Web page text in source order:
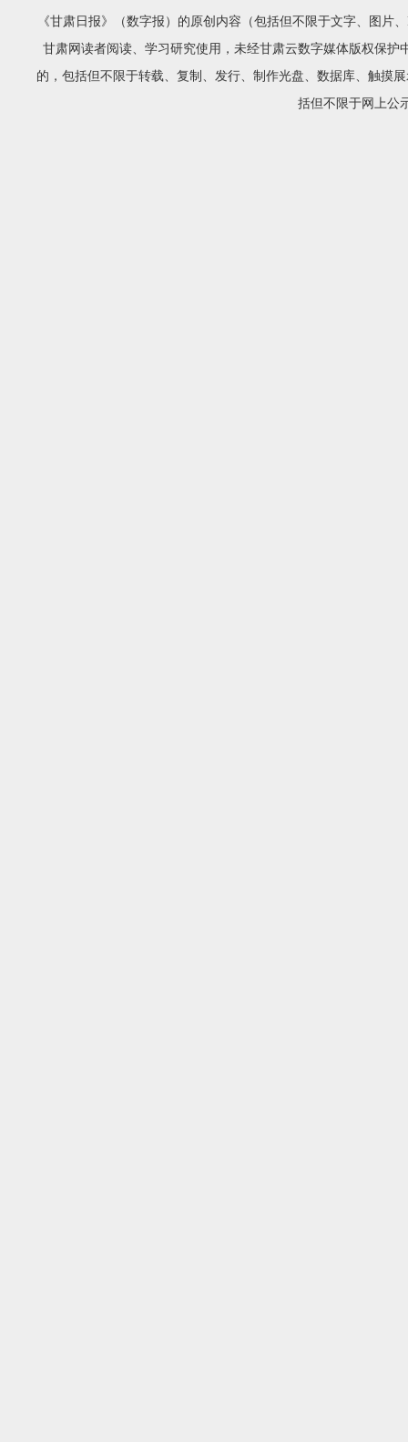
《甘肃日报》（数字报）的原创内容（包括但不限于文字、图
甘肃网读者阅读、学习研究使用，未经甘肃云数字媒体版权保
的，包括但不限于转载、复制、发行、制作光盘、数据库、触摸
括但不限于网上公